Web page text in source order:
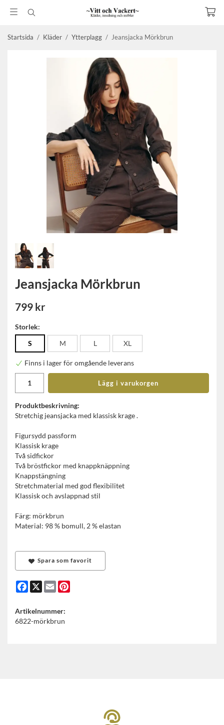
Startsida / Kläder / Ytterplagg / Jeansjacka Mörkbrun
Jeansjacka Mörkbrun
799 kr
Storlek:
S
M L XL
Finns i lager för omgående leverans
Lägg i varukorgen
Produktbeskrivning:
Stretchig jeansjacka med klassisk krage .
Figursydd passform
Klassisk krage
Två sidfickor
Två bröstfickor med knappknäppning
Knappstängning
Stretchmaterial med god flexibilitet
Klassisk och avslappnad stil
Färg: mörkbrun
Material: 98 % bomull, 2 % elastan
Spara som favorit
Facebook
X Email
Artikelnummer:
6822-mörkbrun